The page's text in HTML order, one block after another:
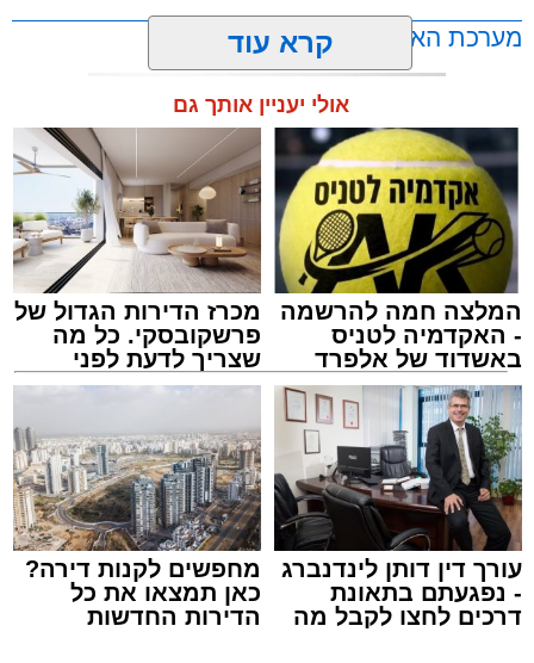
מערכת האתר / 11:35 07.08.26
תגים:אוטובוס, אשדוד , ערבי
אירוע חמור ומפחיד התרחש בקו 881 בנסיעה
מאשדוד למודיעין, לאחר שוויכוח מילוליות בין הנהג
לאחד הנוסעים הידרדר במהירות לאלימות קשה
שזרעה פאניקה רבה בקרב הנוסעים. הסיפור
והתיעוד פורסמו לראשונה בקבוצות חמ"ל אשדוד.
קרא עוד
אולי יעניין אותך גם
המלצה חמה להרשמה
- האקדמיה לטניס
באשדוד של אלפרד
קריאולנסקי - לילדים
מכרז הדירות הגדול של
פרשקובסקי. כל מה
שצריך לדעת לפני
שמגישים הצעה לדירה
עורך דין דותן לינדנברג
- נפגעתם בתאונת
דרכים לחצו לקבל מה
מחפשים לקנות דירה?
כאן תמצאו את כל
הדירות החדשות